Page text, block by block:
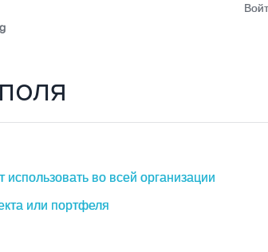
во всей организации
или портфеля